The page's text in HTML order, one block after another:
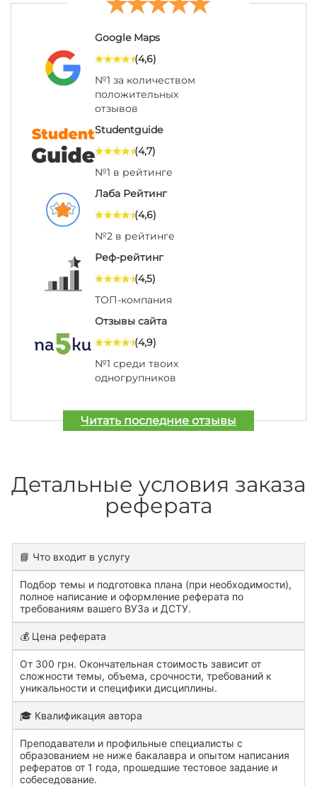
Google Maps
(4,6)
№1 за количеством
положительных
отзывов
Studentguide
(4,7)
№1 в рейтинге
Лаба Рейтинг
(4,6)
№2 в рейтинге
Реф-рейтинг
(4,5)
ТОП-компания
Отзывы сайта
(4,9)
№1 среди твоих
одногрупников
Читать последние отзывы
Детальные условия заказа
реферата
📘 Что входит в услугу
Подбор темы и подготовка плана (при необходимости),
полное написание и оформление реферата по
требованиям вашего ВУЗа и ДСТУ.
💰 Цена реферата
От 300 грн. Окончательная стоимость зависит от
сложности темы, объема, срочности, требований к
уникальности и специфики дисциплины.
🎓 Квалификация автора
Преподаватели и профильные специалисты с
образованием не ниже бакалавра и опытом написания
рефератов от 1 года, прошедшие тестовое задание и
собеседование.